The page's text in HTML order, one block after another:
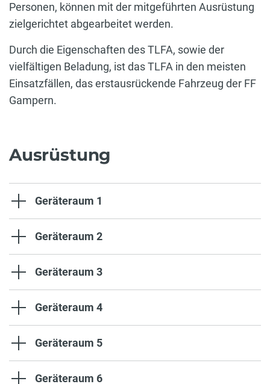
Personen, können mit der mitgeführten Ausrüstung
zielgerichtet abgearbeitet werden.
Durch die Eigenschaften des TLFA, sowie der
vielfältigen Beladung, ist das TLFA in den meisten
Einsatzfällen, das erstausrückende Fahrzeug der FF
Gampern.
Ausrüstung
Geräteraum 1
Geräteraum 2
Geräteraum 3
Geräteraum 4
Geräteraum 5
Geräteraum 6